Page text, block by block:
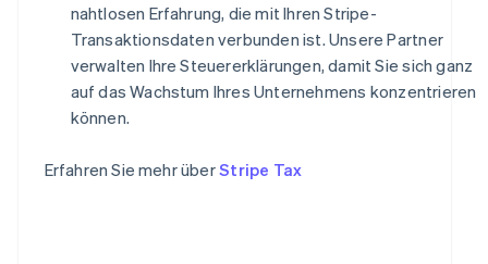
nahtlosen Erfahrung, die mit Ihren Stripe-
Transaktionsdaten verbunden ist. Unsere Partner
verwalten Ihre Steuererklärungen, damit Sie sich ganz
auf das Wachstum Ihres Unternehmens konzentrieren
können.
Erfahren Sie mehr überStripe Tax
Irland
English
Italien
Japan
日本語English
EnglishFrançais